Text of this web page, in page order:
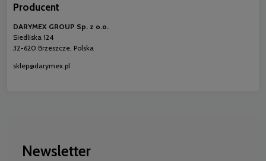
Producent
DARYMEX GROUP Sp. z o.o.
Siedliska 124
32-620 Brzeszcze, Polska
sklep@darymex.pl
Newsletter